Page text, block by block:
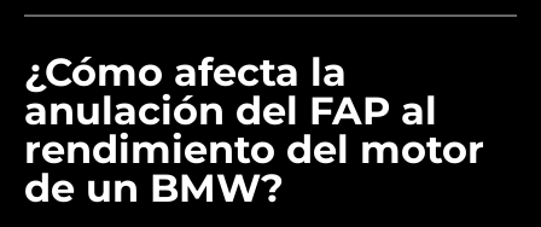
¿Cómo afecta la
anulación del FAP al
rendimiento del motor
de un BMW?